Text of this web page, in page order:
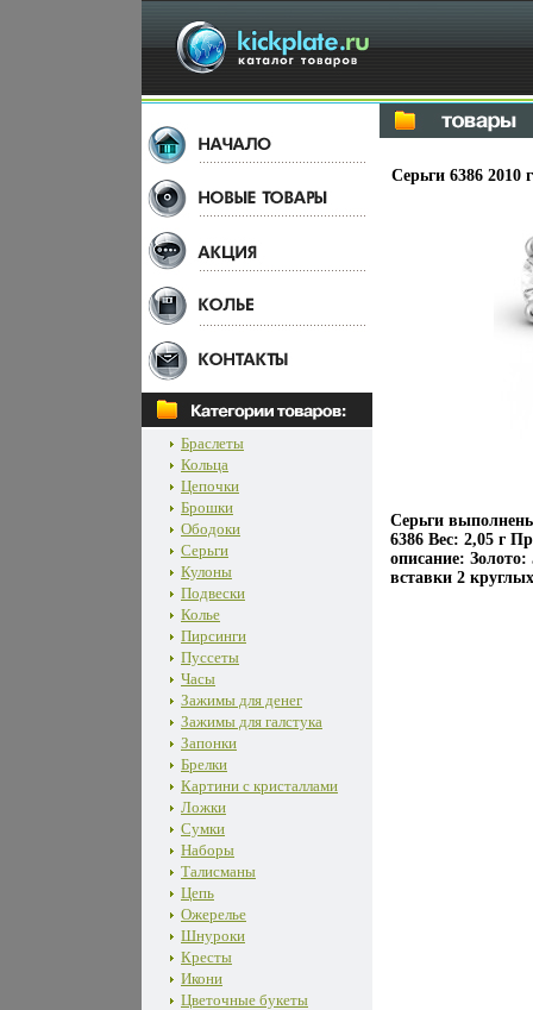
Браслеты
Кольца
Цепочки
Брошки
Ободоки
Серьги
Кулоны
Подвески
Колье
Пирсинги
Пуссеты
Часы
Зажимы для денег
Зажимы для галстука
Запонки
Брелки
Картини с кристаллами
Ложки
Сумки
Наборы
Талисманы
Цепь
Ожерелье
Шнуроки
Кресты
Икони
Цветочные букеты
Серьги 6386 2010
Серьги
6386 Вес: 2,05 г
описание:
вставки 2